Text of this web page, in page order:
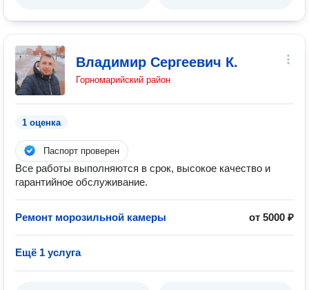
Владимир Сергеевич К.
Горномарийский район
1 оценка
Паспорт проверен
Все работы выполняются в срок, высокое качество и
гарантийное обслуживание.
Ремонт морозильной камеры от 5000 ₽
Ещё 1 услуга